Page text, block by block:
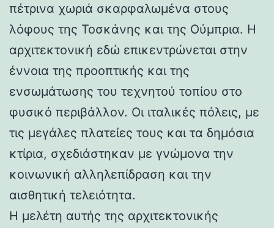
πέτρινα χωριά σκαρφαλωμένα στους
λόφους της Τοσκάνης και της Ούμπρια. Η
αρχιτεκτονική εδώ επικεντρώνεται στην
έννοια της προοπτικής και της
ενσωμάτωσης του τεχνητού τοπίου στο
φυσικό περιβάλλον. Οι ιταλικές πόλεις, με
τις μεγάλες πλατείες τους και τα δημόσια
κτίρια, σχεδιάστηκαν με γνώμονα την
κοινωνική αλληλεπίδραση και την
αισθητική τελειότητα.
Η μελέτη αυτής της αρχιτεκτονικής